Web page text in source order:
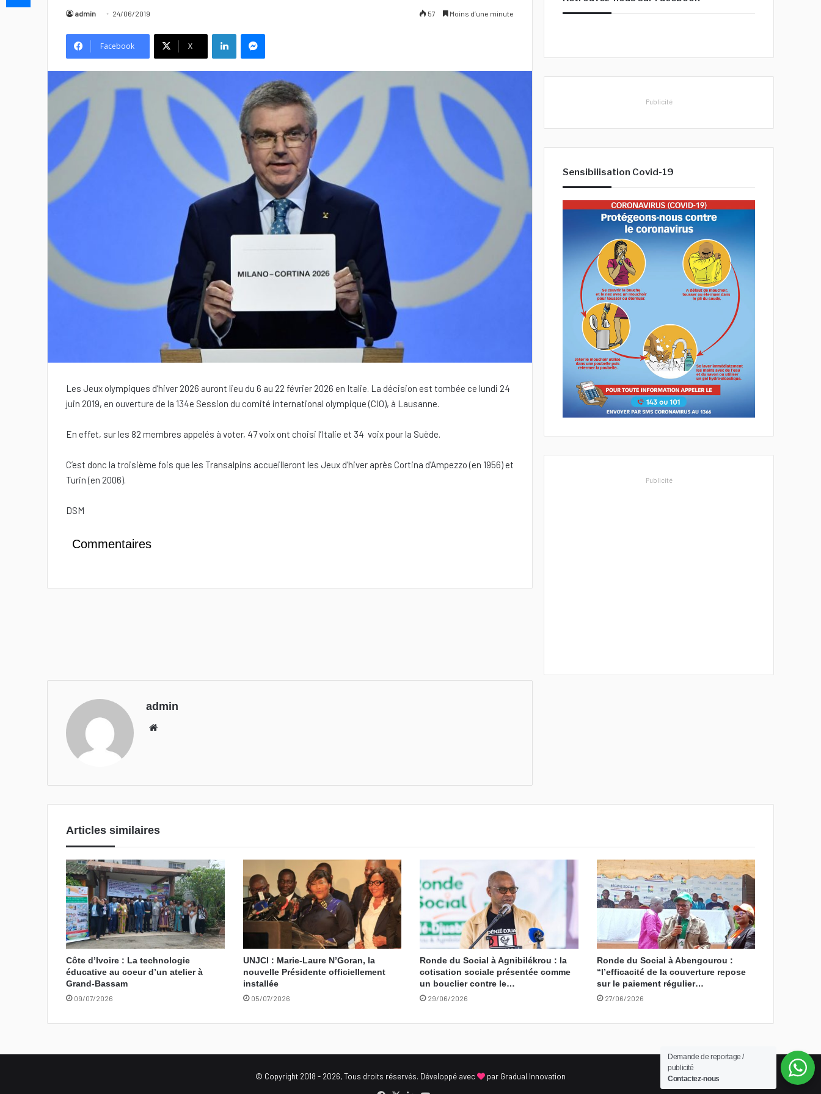
admin 24/06/2019 57 Moins d’une minute
Facebook X
Linkedin
Les Jeux olympiques d’hiver 2026 auront lieu du 6 au 22 février 2026 en Italie. La décision est tombée ce lundi 24
juin 2019, en ouverture de la 134e Session du comité international olympique (CIO), à Lausanne.
En effet, sur les 82 membres appelés à voter, 47 voix ont choisi l’Italie et 34 voix pour la Suède.
C’est donc la troisième fois que les Transalpins accueilleront les Jeux d’hiver après Cortina d’Ampezzo (en 1956) et
Turin (en 2006).
DSM
Commentaires
admin
:
Publicité
Sensibilisation Covid-19
Publicité
Articles similaires
Côte d’Ivoire : La technologie
éducative au coeur d’un atelier à
Grand-Bassam
09/07/2026
UNJCI : Marie-Laure N’Goran, la
nouvelle Présidente officiellement
installée
05/07/2026
Ronde du Social à Agnibilékrou : la
cotisation sociale présentée comme
un bouclier contre le…
29/06/2026
Ronde du Social à Abengourou :
“l’efficacité de la couverture repose
sur le paiement régulier…
27/06/2026
© Copyright 2018 - 2026, Tous droits réservés. Développé avec par Gradual Innovation
Demande de reportage /
publicité
Contactez-nous